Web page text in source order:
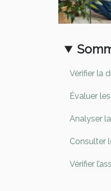
Vérifier la
Évaluer
Analyser
Consulter
Vérifier